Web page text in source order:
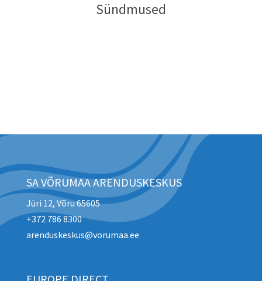
Sündmused
SA VÕRUMAA ARENDUSKESKUS
Jüri 12, Võru 65605
+372 786 8300
arenduskeskus@vorumaa.ee